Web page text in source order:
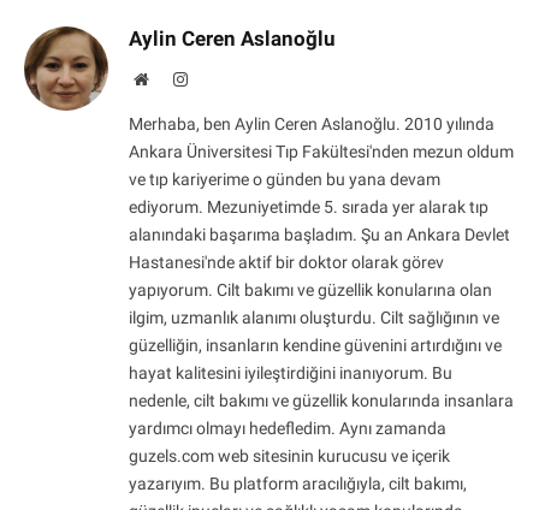
Aylin Ceren Aslanoğlu
WebsiteInstagram
Merhaba, ben Aylin Ceren Aslanoğlu. 2010 yılında
Ankara Üniversitesi Tıp Fakültesi'nden mezun oldum
ve tıp kariyerime o günden bu yana devam
ediyorum. Mezuniyetimde 5. sırada yer alarak tıp
alanındaki başarıma başladım. Şu an Ankara Devlet
Hastanesi'nde aktif bir doktor olarak görev
yapıyorum. Cilt bakımı ve güzellik konularına olan
ilgim, uzmanlık alanımı oluşturdu. Cilt sağlığının ve
güzelliğin, insanların kendine güvenini artırdığını ve
hayat kalitesini iyileştirdiğini inanıyorum. Bu
nedenle, cilt bakımı ve güzellik konularında insanlara
yardımcı olmayı hedefledim. Aynı zamanda
guzels.com web sitesinin kurucusu ve içerik
yazarıyım. Bu platform aracılığıyla, cilt bakımı,